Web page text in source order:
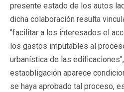
presente estado de los autos
dicha colaboración resulta
"facilitar a los interesados el
los gastos imputables al
urbanística de las
estaobligación aparece
se haya aprobado tal proceso,